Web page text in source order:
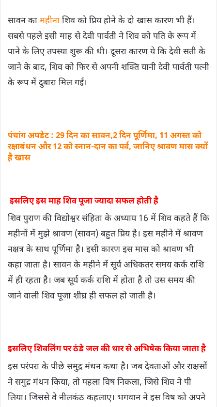
सावन का महीना शिव को प्रिय होने के दो खास कारण भी हैं।
सबसे पहले इसी माह से देवी पार्वती ने शिव को पति के रूप में
पाने के लिए तपस्या शुरू की थी। दूसरा कारण ये कि देवी सती के
जाने के बाद, शिव को फिर से अपनी शक्ति यानी देवी पार्वती पत्नी
के रूप में दुबारा मिल गईं।
पंचांग अपडेट : 29 दिन का सावन,2 दिन पूर्णिमा, 11 अगस्त को
रक्षाबंधन और 12 को स्नान-दान का पर्व, जानिए श्रावण मास क्यों
है खास
इसलिए इस माह शिव पूजा ज्यादा सफल होती है
शिव पुराण की विद्याेश्वर संहिता के अध्याय 16 में शिव कहते हैं कि
महीनों में मुझे श्रावण (सावन) बहुत प्रिय है। इस महीने में श्रावण
नक्षत्र के साथ पूर्णिमा है। इसी कारण इस मास को श्रावण भी
कहा जाता है। सावन के महीने में सूर्य अधिकतर समय कर्क राशि
में ही रहता है। जब सूर्य कर्क राशि में होता है तो उस समय की
जाने वाली शिव पूजा शीघ्र ही सफल हो जाती है।
इसलिए शिवलिंग पर ठंडे जल की धार से अभिषेक किया जाता है
इस परंपरा के पीछे समुद्र मंथन कथा है। जब देवताओं और राक्षसों
ने समुद्र मंथन किया, तो पहला विष निकला, जिसे शिव ने पी
लिया। जिससे वे नीलकंठ कहलाए। भगवान ने इस विष को अपने